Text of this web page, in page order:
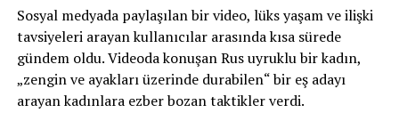
TL artışı: +6.815 TL (%13,3)
2025’te alınabilen altın: 11,66 gram
2026’da alınabilen altın: 9,39 gram
Sosyal medyada paylaşılan bir video, lüks yaşam ve ilişki
tavsiyeleri arayan kullanıcılar arasında kısa sürede
gündem oldu. Videoda konuşan Rus uyruklu bir kadın,
„zengin ve ayakları üzerinde durabilen“ bir eş adayı
arayan kadınlara ezber bozan taktikler verdi.